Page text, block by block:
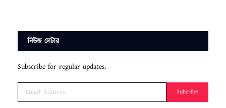
নিউজ লেটার
Subscribe for regular updates.
Subcribe